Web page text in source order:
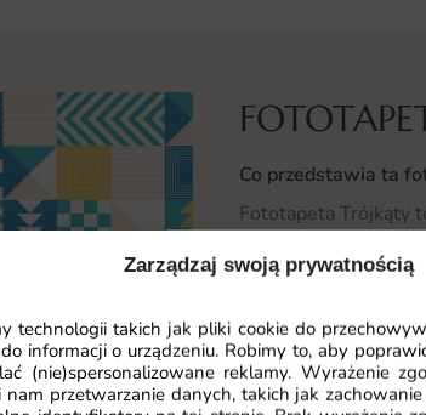
Zarządzaj swoją prywatnością
technologii takich jak pliki cookie do
informacji o urządzeniu. Robimy to, aby
(nie)spersonalizowane reklamy. Wyrażenie
nam przetwarzanie danych, takich jak
Co przedstawia ta
Fototapeta Trójkąty
oraz intensywne
tworzą wciągający i
unikalnego
trendy wnętrzarskie,
Gdzie sprawdzi się